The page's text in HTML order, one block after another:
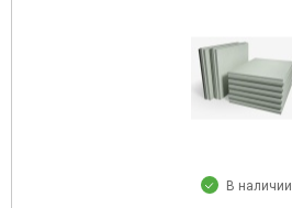
В наличии